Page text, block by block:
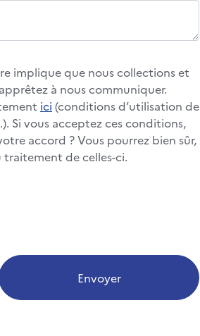
implique que nous collections et
à nous communiquer.
ici (conditions d’utilisation de
Si vous acceptez ces conditions,
accord ? Vous pourrez bien sûr,
de celles-ci.
Envoyer